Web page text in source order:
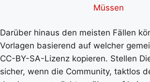
Müssen
Darüber hinaus den meisten Fällen
Vorlagen basierend auf welcher
CC-BY-SA-Lizenz kopieren. Stellen
sicher, wenn die Community, taktlos